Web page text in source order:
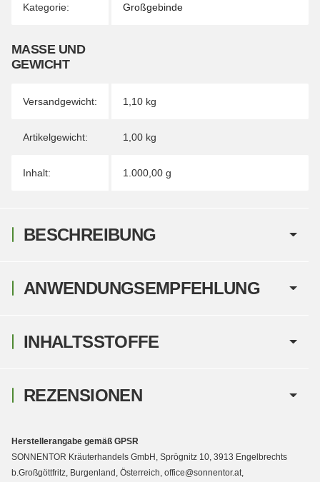
Kategorie: Großgebinde
MASSE UND G
EWICHT
Versandgewicht: 1,10 kg
Artikelgewicht: 1,00 kg
Inhalt: 1.000,00 g
BESCHREIBUNG
ANWENDUNGSEMPFEHLUNG
INHALTSSTOFFE
REZENSIONEN
Herstellerangabe gemäß GPSR
SONNENTOR Kräuterhandels GmbH, Sprögnitz 10, 3913 Engelbrechts
b.Großgöttfritz, Burgenland, Österreich, office@sonnentor.at,